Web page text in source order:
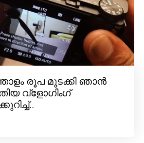
രൂപ മുടക്കി ഞാൻ
വ്‌ളോഗിംഗ്